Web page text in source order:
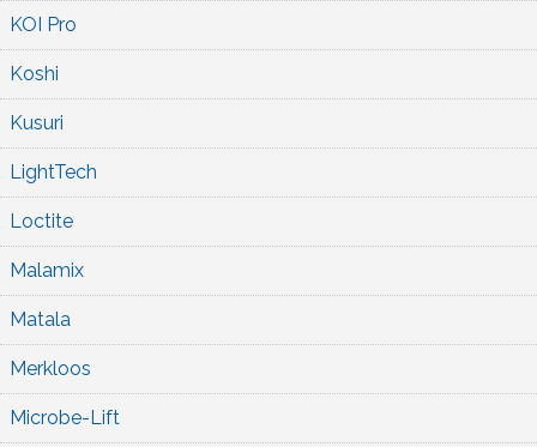
KOI Pro
Koshi
Kusuri
LightTech
Loctite
Malamix
Matala
Merkloos
Microbe-Lift